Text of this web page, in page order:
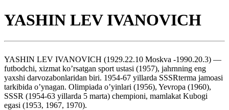
YASHIN LEV IVANOVICH
YASHIN LEV IVANOVICH (1929.22.10 Moskva -1990.20.3) —
futbodchi, xizmat ko’rsatgan sport ustasi (1957), jahrnning eng
yaxshi darvozabonlaridan biri. 1954-67 yillarda SSSRterma jamoasi
tarkibida o’ynagan. Olimpiada o’yinlari (1956), Yevropa (1960),
SSSR (1954-63 yillarda 5 marta) chempioni, mamlakat Kubogi
egasi (1953, 1967, 1970).